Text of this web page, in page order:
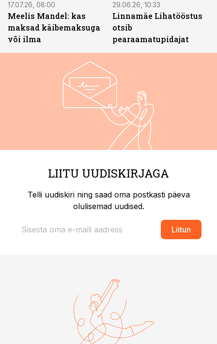
17.07.26, 08:00
Meelis Mandel: kas
maksad käibemaksuga
või ilma
29.06.26, 10:33
Linnamäe Lihatööstus
otsib
pearaamatupidajat
LIITU UUDISKIRJAGA
Telli uudiskiri ning saad oma postkasti päeva
olulisemad uudised.
Liitun